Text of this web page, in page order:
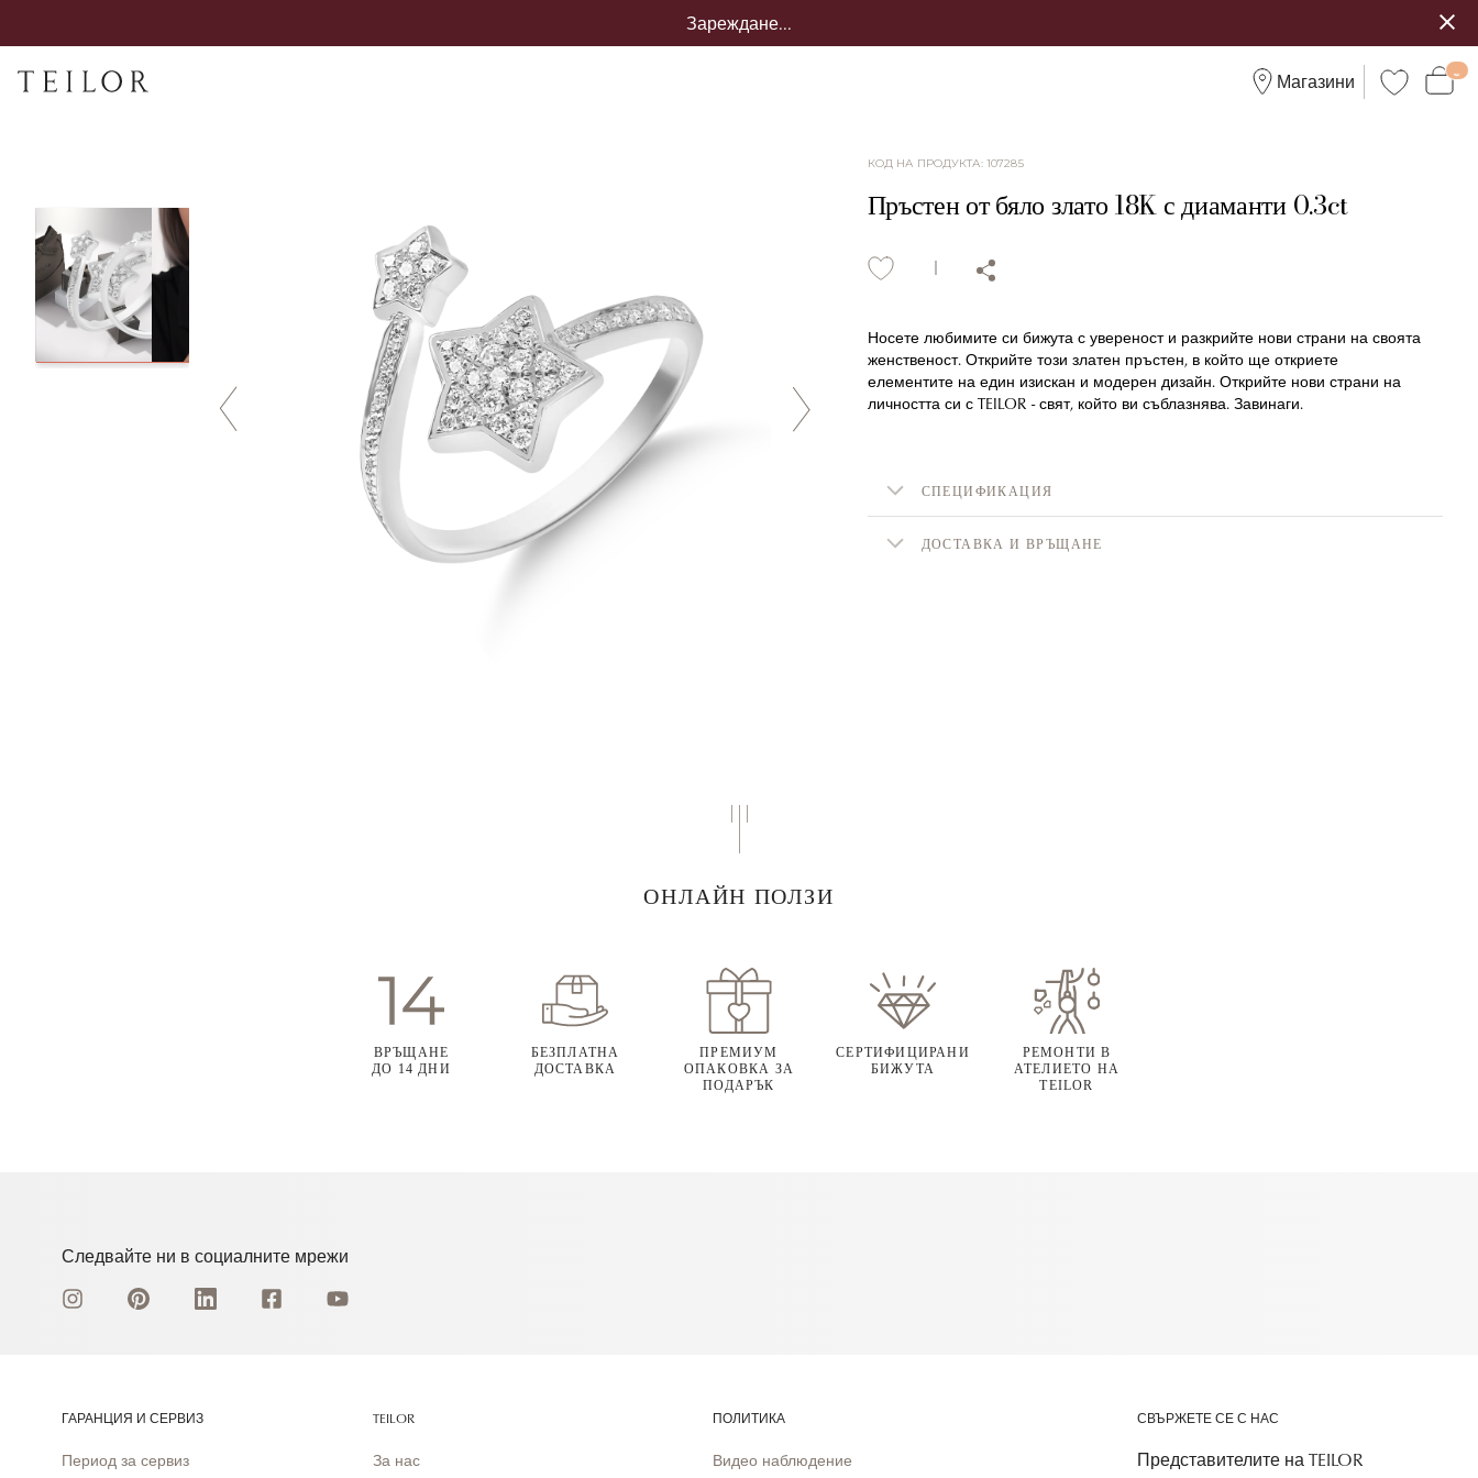
Зареждане...
Магазини
КОД НА ПРОДУКТА: 107285
Пръстен от бяло злато 18K с диаманти 0.3ct
Носете любимите си бижута с увереност и разкрийте нови страни на своята
женственост. Открийте този златен пръстен, в който ще откриете
елементите на един изискан и модерен дизайн. Открийте нови страни на
личността си с TEILOR - свят, който ви съблазнява. Завинаги.
СПЕЦИФИКАЦИЯ
ДОСТАВКА И ВРЪЩАНЕ
ОНЛАЙН ПОЛЗИ
ВРЪЩАНЕ
ДО 14 ДНИ
БЕЗПЛАТНА
ДОСТАВКА
ПРЕМИУМ
ОПАКОВКА ЗА
ПОДАРЪК
СЕРТИФИЦИРАНИ
БИЖУТА
РЕМОНТИ В
АТЕЛИЕТО НА
TEILOR
Следвайте ни в социалните мрежи
ГАРАНЦИЯ И СЕРВИЗ
Период за сервиз
TEILOR
За нас
ПОЛИТИКА
Видео наблюдение
СВЪРЖЕТЕ СЕ С НАС
Представителите на TEILOR